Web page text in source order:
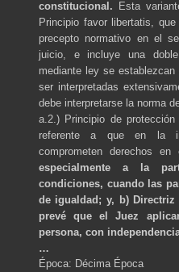
constitucional. Esta
Principio favor libertatis,
precepto normativo en el
juicio, e incluye una
mediante ley se
ser interpretadas
debe interpretarse la norma
a.2.) Principio de
referente a que en la
comprometen derechos en
especialmente a la
condiciones, cuando las
de igualdad; y, b)
prevé que el Juez
persona, con
…
Época: Décima Época